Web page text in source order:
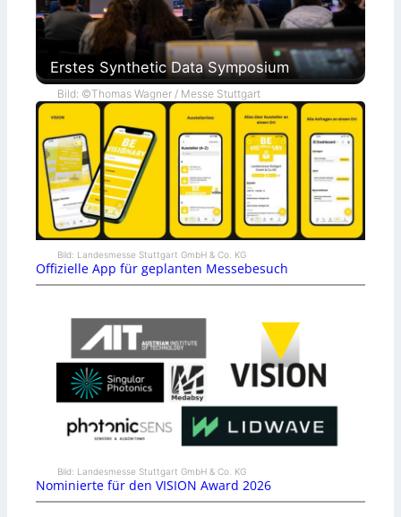
Erstes Synthetic Data Symposium
Bild: ©Thomas Wagner / Messe Stuttgart
Bild: Landesmesse Stuttgart GmbH & Co. KG
Offizielle App für geplanten Messebesuch
Bild: Landesmesse Stuttgart GmbH & Co. KG
Nominierte für den VISION Award 2026